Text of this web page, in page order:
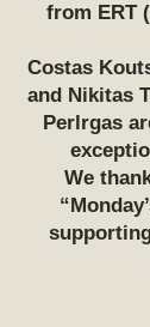
from ERT
Costas
and Nikitas
Perlrgas
We